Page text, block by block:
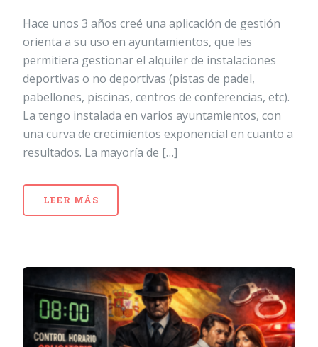
Hace unos 3 años creé una aplicación de gestión
orienta a su uso en ayuntamientos, que les
permitiera gestionar el alquiler de instalaciones
deportivas o no deportivas (pistas de padel,
pabellones, piscinas, centros de conferencias, etc).
La tengo instalada en varios ayuntamientos, con
una curva de crecimientos exponencial en cuanto a
resultados. La mayoría de […]
LEER MÁS